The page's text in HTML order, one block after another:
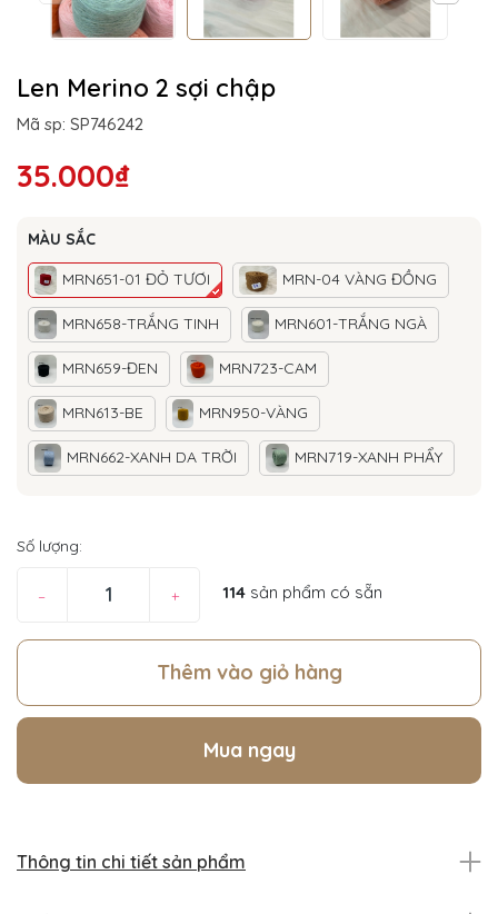
Len Merino 2 sợi chập
Mã sp: SP746242
35.000₫
MÀU SẮC
MRN651-01 ĐỎ TƯƠI MRN-04 VÀNG ĐỒNG
MRN658-TRẮNG TINH MRN601-TRẮNG NGÀ
MRN659-ĐEN MRN723-CAM
MRN613-BE MRN950-VÀNG
MRN662-XANH DA TRỜI MRN719-XANH PHẨY
MRN655-NÂU ĐỒNG
MRN619-NÂU PHẨY MRN664-XANH JEAN
MRN705-HỒNG MRN623-HỒNG NHẠT
MRN628-HỒNG PHẨY MRN716-HỒNG CAM
MRN632-TÍM MÔN MRN697-XÁM
MRN636-TÍM CÀ chập 3 sợi
Số lượng:
– + 114 sản phẩm có sẵn
Thêm vào giỏ hàng
Mua ngay
Thông tin chi tiết sản phẩm